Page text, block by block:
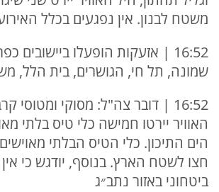
משטח לבנון. אין נפגעים בכלל
16:52 | אזעקות הופעלו ביישובים
שמונה, תל חי, הגושרים, בית הלל,
16:52 | דובר צה"ל: מסוקי ומטוסי
האוויר יירטו חמישה כלי טיס בלתי
הים התיכון. כלי הטיס הבלתי
חצו לשטח הארץ. בנוסף, יודגש כי
ביטחוני באזור נתב״ג